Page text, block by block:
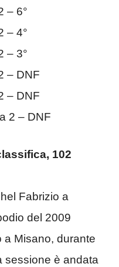
– 6°
– 4°
– 3°
– DNF
– DNF
2 – DNF
102
Fabrizio a
del 2009
Misano, durante
sessione è andata